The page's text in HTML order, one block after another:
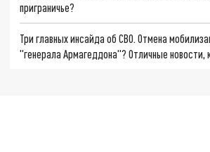
приграничье?
Три главных инсайда об СВО. Отмена
"генерала Армагеддона"? Отличные